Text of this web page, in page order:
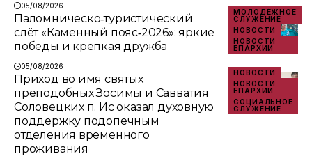
05/08/2026
МОЛОДЁЖНОЕ
СЛУЖЕНИЕ
НОВОСТИ
НОВОСТИ
ЕПАРХИИ
Паломническо‑туристический
слёт «Каменный пояс‑2026»: яркие
победы и крепкая дружба
05/08/2026
НОВОСТИ
НОВОСТИ
ЕПАРХИИ
СОЦИАЛЬНОЕ
СЛУЖЕНИЕ
Приход во имя святых
преподобных Зосимы и Савватия
Соловецких п. Ис оказал духовную
поддержку подопечным
отделения временного
проживания